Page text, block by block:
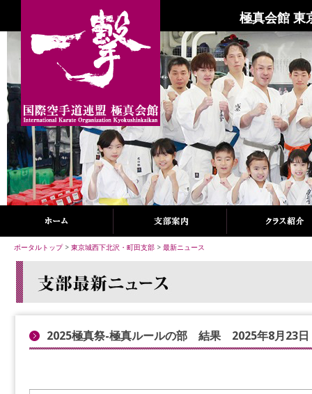
極真会館 東
ポータルトップ> 東京城西下北沢・町田支部 > 最新ニュース
2025極真祭-極真ルールの部 結果 2025年8月23日